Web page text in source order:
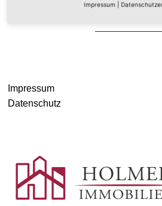
BACK TO
Impressum
Datenschutz
Impressum